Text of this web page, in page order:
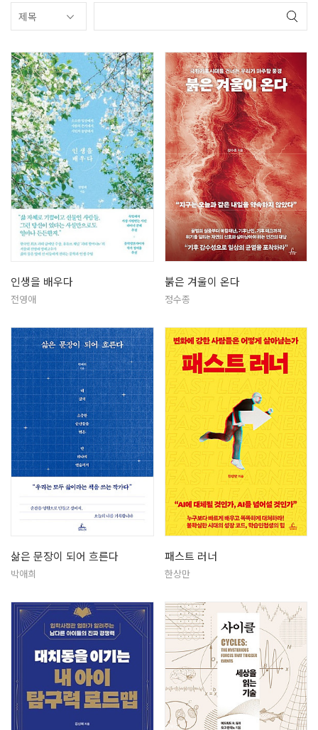
인생을 배우다
전영애
붉은 겨울이 온다
정수종
삶은 문장이 되어 흐른다
박애희
패스트 러너
한상만